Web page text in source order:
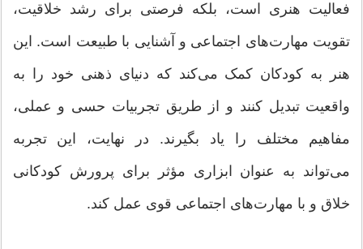
فعالیت هنری است، بلکه فرصتی برای رشد خلاقیت،
تقویت مهارت‌های اجتماعی و آشنایی با طبیعت است. این
هنر به کودکان کمک می‌کند که دنیای ذهنی خود را به
واقعیت تبدیل کنند و از طریق تجربیات حسی و عملی،
مفاهیم مختلف را یاد بگیرند. در نهایت، این تجربه
می‌تواند به عنوان ابزاری مؤثر برای پرورش کودکانی
خلاق و با مهارت‌های اجتماعی قوی عمل کند.